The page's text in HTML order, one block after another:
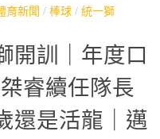
育新聞 / 棒球 / 統一獅
開訓｜年度口
睿續任隊長
還是活龍｜邁